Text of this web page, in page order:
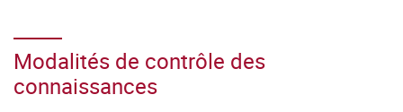
Modalités de contrôle des
connaissances